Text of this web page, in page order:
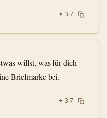
✦ 3.7
willst, was für dich
Briefmarke bei.
✦ 3.7